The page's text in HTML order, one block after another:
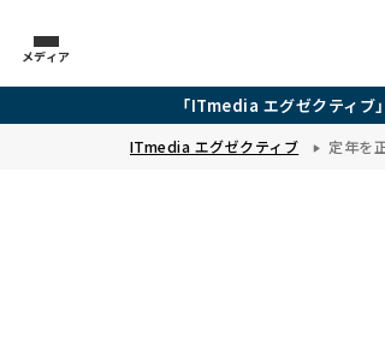
メディア
「ITmedia エグゼクティブ
ITmedia エグゼクティブ 定年を